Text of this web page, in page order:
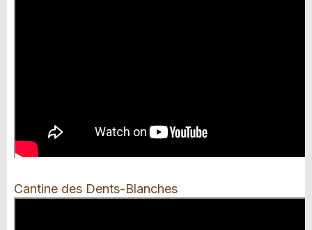
Cantine des Dents-Blanches